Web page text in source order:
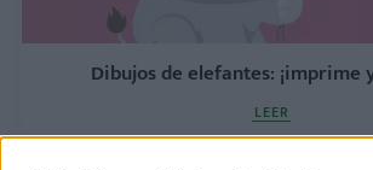
Dibujos de elefantes: ¡imprime
LEER